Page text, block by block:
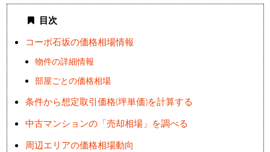
目次
コーポ石坂の価格相場情報
物件の詳細情報
部屋ごとの価格相場
条件から想定取引価格(坪単価)を計算する
中古マンションの「売却相場」を調べる
周辺エリアの価格相場動向